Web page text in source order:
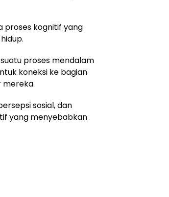
proses kognitif yang
proses mendalam
koneksi ke bagian
mereka.
sosial, dan
yang menyebabkan